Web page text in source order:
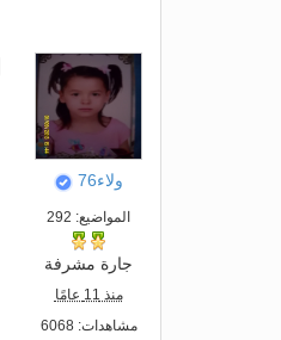
ولاء76
المواضيع: 292
جارة مشرفة
منذ 11 عامًا
مشاهدات: 6068